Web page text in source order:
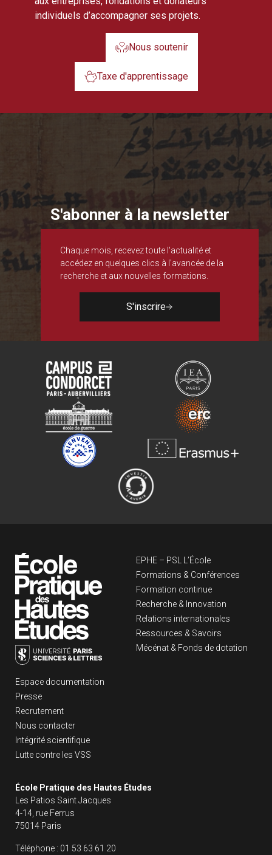
individuels d’accompagner ses projets.
Nous soutenir
Taxe d'apprentissage
S'abonner à la newsletter
Chaque mois, recevez toute l'actualité et
accédez en quelques clics à l'avancée de la
recherche et aux nouvelles formations.
S'inscrire
Navigation
EPHE – PSL L’École
Formations & Conférences
Formation continue
Recherche & Innovation
Relations internationales
Ressources & Savoirs
Mécénat & Fonds de dotation
Liens footer
Espace documentation
Presse
Recrutement
Nous contacter
Intégrité scientifique
Lutte contre les VSS
École Pratique des Hautes Études
Les Patios Saint Jacques
4-14, rue Ferrus
75014 Paris
Téléphone : 01 53 63 61 20